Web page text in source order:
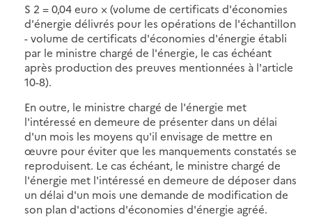
S 2 = 0,04 euro × (volume de certificats d'économies
d'énergie délivrés pour les opérations de l'échantillon
- volume de certificats d'économies d'énergie établi
par le ministre chargé de l'énergie, le cas échéant
après production des preuves mentionnées à l'article
10-8).
En outre, le ministre chargé de l'énergie met
l'intéressé en demeure de présenter dans un délai
d'un mois les moyens qu'il envisage de mettre en
œuvre pour éviter que les manquements constatés se
reproduisent. Le cas échéant, le ministre chargé de
l'énergie met l'intéressé en demeure de déposer dans
un délai d'un mois une demande de modification de
son plan d'actions d'économies d'énergie agréé.